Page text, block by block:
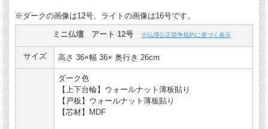
※ダークの画像は12号、ライトの画像は16号です。
ミニ仏壇 アート 12号 ※仏壇公正競争規約に基づく表示
サイズ 高さ 36×幅 36× 奥行き 26cm
ダーク色
【上下台輪】ウォールナット薄板貼り
【戸板】ウォールナット薄板貼り
【芯材】MDF